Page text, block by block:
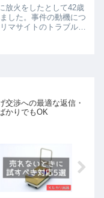
放火をしたとして42歳
した。事件の動機につ
マサイトのトラブルで
交渉への最適な返信・
かりでもOK